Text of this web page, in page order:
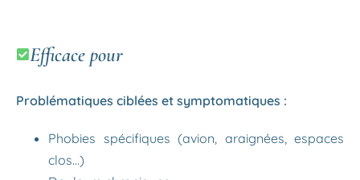
Efficace pour
Problématiques ciblées et symptomatiques :
Phobies spécifiques (avion, araignées, espaces
clos…)